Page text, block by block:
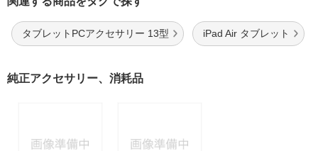
タブレットPCアクセサリー 13型 iPad Air タブレット
純正アクセサリー、消耗品